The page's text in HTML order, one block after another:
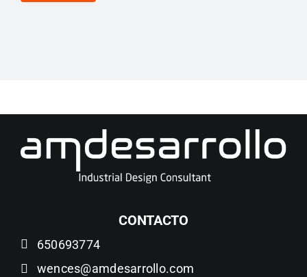
CONTACTO
650693774
wences@amdesarrollo.com